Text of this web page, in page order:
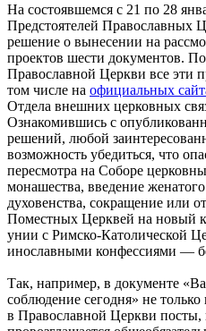
На состоявшемся с 21 по 28
Предстоятелей Православных
решение о вынесении на
проектов шести документов.
Православной Церкви все эти
том числе на официальных
Отдела внешних церковных
Ознакомившись с
решений, любой
возможность убедиться, что
пересмотра на Соборе
монашества, введение
духовенства, сокращение или
Поместных Церквей на новый
унии с Римско-Католической
инославными конфессиями —
Так, например, в документе
соблюдение сегодня» не
в Православной Церкви